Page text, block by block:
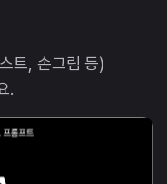
트, 손그림 등)
.